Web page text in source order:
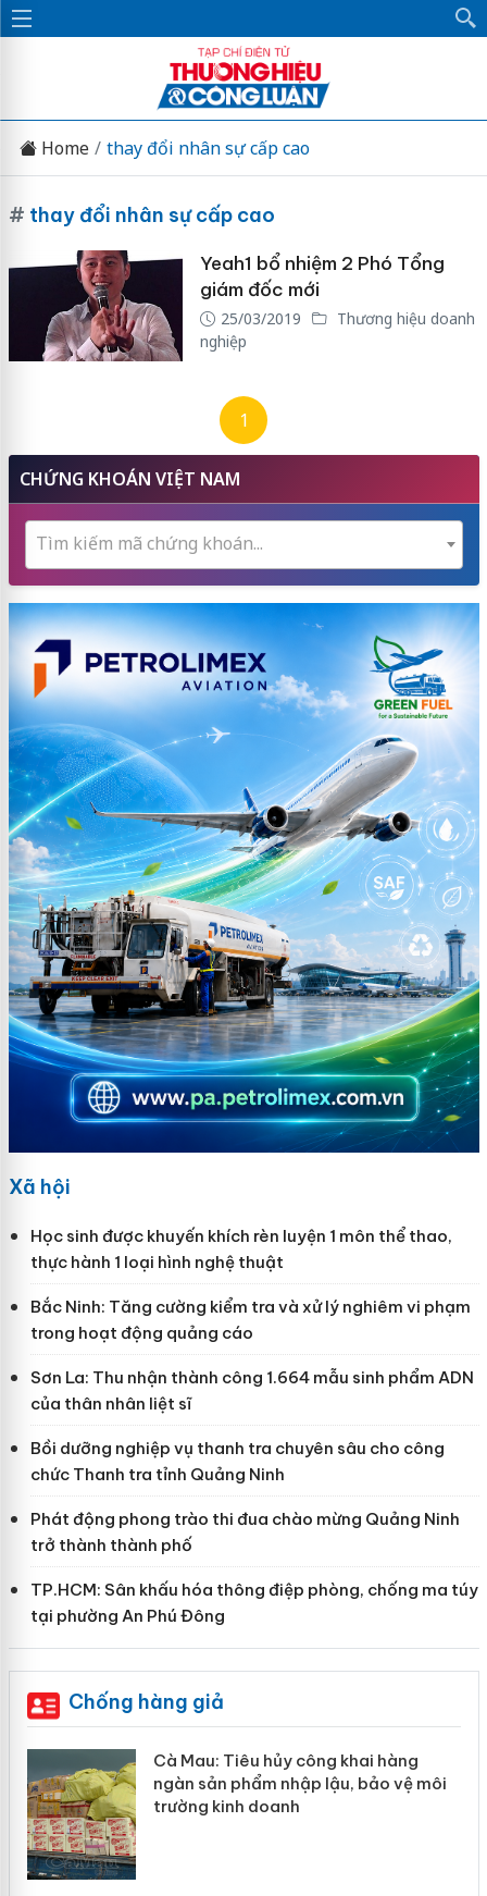
Home thay đổi nhân sự cấp cao
# thay đổi nhân sự cấp cao
Yeah1 bổ nhiệm 2 Phó Tổng
giám đốc mới
25/03/2019
Thương hiệu doanh
nghiệp
1
CHỨNG KHOÁN VIỆT NAM
Tìm kiếm mã chứng khoán...
Xã hội
Học sinh được khuyến khích rèn luyện 1 môn thể thao,
thực hành 1 loại hình nghệ thuật
Bắc Ninh: Tăng cường kiểm tra và xử lý nghiêm vi phạm
trong hoạt động quảng cáo
Sơn La: Thu nhận thành công 1.664 mẫu sinh phẩm ADN
của thân nhân liệt sĩ
Bồi dưỡng nghiệp vụ thanh tra chuyên sâu cho công
chức Thanh tra tỉnh Quảng Ninh
Phát động phong trào thi đua chào mừng Quảng Ninh
trở thành thành phố
TP.HCM: Sân khấu hóa thông điệp phòng, chống ma túy
tại phường An Phú Đông
Chống hàng giả
Cà Mau: Tiêu hủy công khai hàng
ngàn sản phẩm nhập lậu, bảo vệ môi
trường kinh doanh